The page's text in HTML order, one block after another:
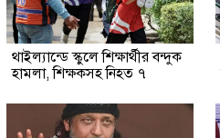
থাইল্যান্ডে স্কুলে শিক্ষার্থীর বন্দুক
হামলা, শিক্ষকসহ নিহত ৭